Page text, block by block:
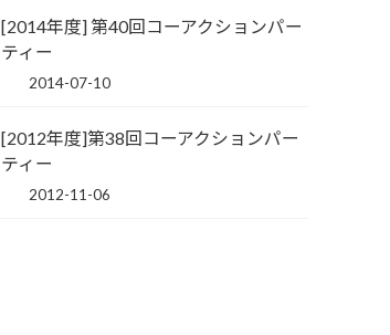
[2014年度] 第40回コーアクションパー
ティー
2014-07-10
[2012年度]第38回コーアクションパー
ティー
2012-11-06